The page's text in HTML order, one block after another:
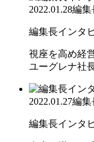
2022.01.28編集
編集長インタ
視座を高め経
ユーグレナ社
2022.01.27編集
編集長インタ